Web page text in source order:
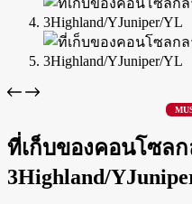
ที่เก็บของคอนโซลก
3Highland/